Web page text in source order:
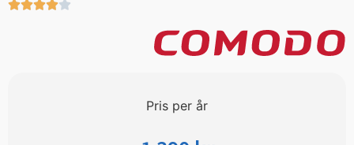

Pris per år